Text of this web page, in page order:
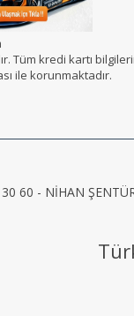
Tüm kredi kartı
ile korunmaktadır.
60 - NİHAN